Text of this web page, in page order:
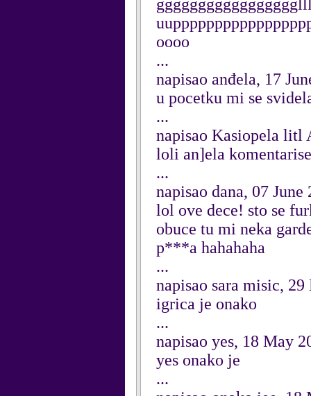
oooo
...
napisao anđela, 17
u pocetku mi se
...
napisao Kasiopela litl
loli an]ela
...
napisao dana, 07 June
lol ove dece! sto se
obuce tu mi neka
p***a hahahaha
...
napisao sara misic,
igrica je onako
...
napisao yes, 18 May
yes onako je
...